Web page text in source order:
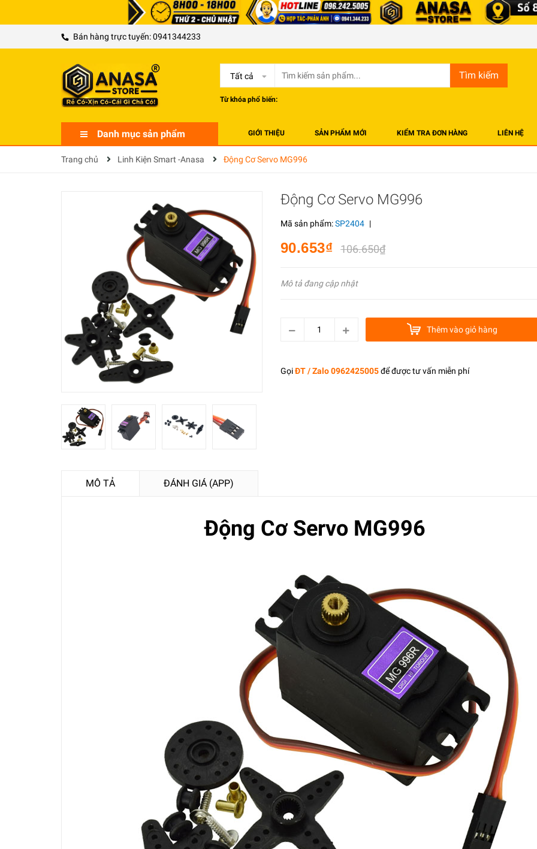
Bán hàng trực tuyến:0941344233
Tất cả Tìm kiếm
Từ khóa phổ biến:
Danh mục sản phẩm GIỚI THIỆU SẢN PHẨM MỚI KIỂM TRA ĐƠN HÀNG LIÊN HỆ
Trang chủ Linh Kiện Smart -Anasa Động Cơ Servo MG996
Động Cơ Servo MG996
Mã sản phẩm:SP2404 |
90.653₫ 106.650₫
Mô tả đang cập nhật
Thêm vào giỏ hàng
GọiĐT / Zalo 0962425005để được tư vấn miễn phí
MÔ TẢ ĐÁNH GIÁ (APP)
Động Cơ Servo MG996